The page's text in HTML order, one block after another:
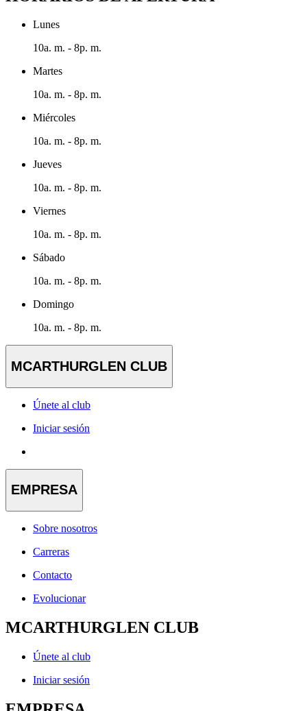
Lunes
10a. m. - 8p. m.
Martes
10a. m. - 8p. m.
Miércoles
10a. m. - 8p. m.
Jueves
10a. m. - 8p. m.
Viernes
10a. m. - 8p. m.
Sábado
10a. m. - 8p. m.
Domingo
10a. m. - 8p. m.
MCARTHURGLEN CLUB
Únete al club
Iniciar sesión
EMPRESA
Sobre nosotros
Carreras
Contacto
Evolucionar
MCARTHURGLEN CLUB
Únete al club
Iniciar sesión